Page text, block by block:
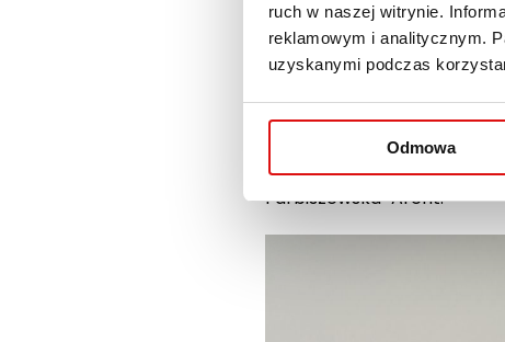
ruch w naszej witrynie.
reklamowym i analitycznym.
uzyskanymi podczas
Odmowa
09.02.2024 r. do grona
Uczelnia, wspólnie z
duża konferencja, która
W imieniu Uczelni umowę
Farbiszewska-Arent.